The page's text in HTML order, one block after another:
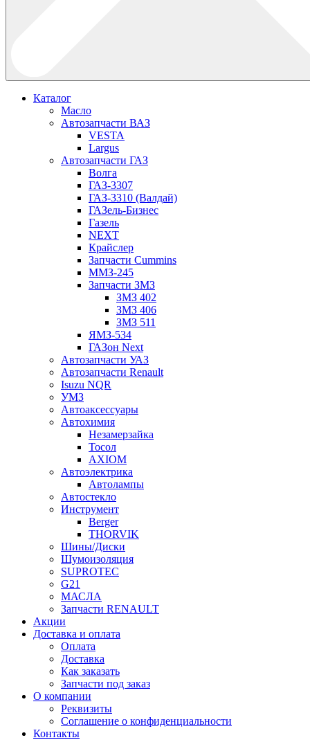
Каталог
Масло
Автозапчасти ВАЗ
VESTA
Largus
Автозапчасти ГАЗ
Волга
ГАЗ-3307
ГАЗ-3310 (Валдай)
ГАЗель-Бизнес
Газель
NEXT
Крайслер
Запчасти Cummins
ММЗ-245
Запчасти ЗМЗ
ЗМЗ 402
ЗМЗ 406
ЗМЗ 511
ЯМЗ-534
ГАЗон Next
Автозапчасти УАЗ
Автозапчасти Renault
Isuzu NQR
УМЗ
Автоаксессуары
Автохимия
Незамерзайка
Тосол
AXIOM
Автоэлектрика
Автолампы
Автостекло
Инструмент
Berger
THORVIK
Шины/Диски
Шумоизоляция
SUPROTEC
G21
МАСЛА
Запчасти RENAULT
Акции
Доставка и оплата
Оплата
Доставка
Как заказать
Запчасти под заказ
О компании
Реквизиты
Соглашение о конфиденциальности
Контакты